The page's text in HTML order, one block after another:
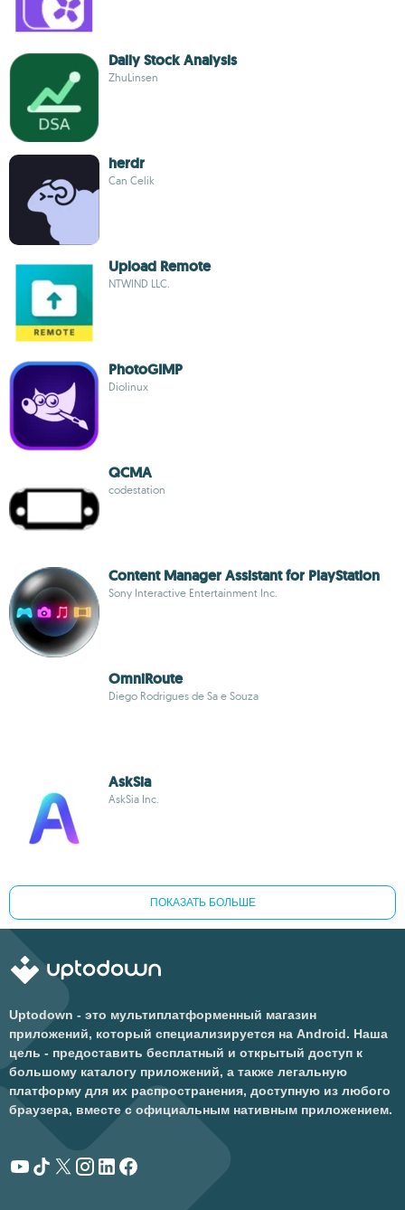
Daily Stock Analysis
ZhuLinsen
herdr
Can Celik
Upload Remote
NTWIND LLC.
PhotoGIMP
Diolinux
QCMA
codestation
Content Manager Assistant for PlayStation
Sony Interactive Entertainment Inc.
OmniRoute
Diego Rodrigues de Sa e Souza
AskSia
AskSia Inc.
ПОКАЗАТЬ БОЛЬШЕ
Uptodown - это мультиплатформенный магазин
приложений, который специализируется на Android. Наша
цель - предоставить бесплатный и открытый доступ к
большому каталогу приложений, а также легальную
платформу для их распространения, доступную из любого
браузера, вместе с официальным нативным приложением.